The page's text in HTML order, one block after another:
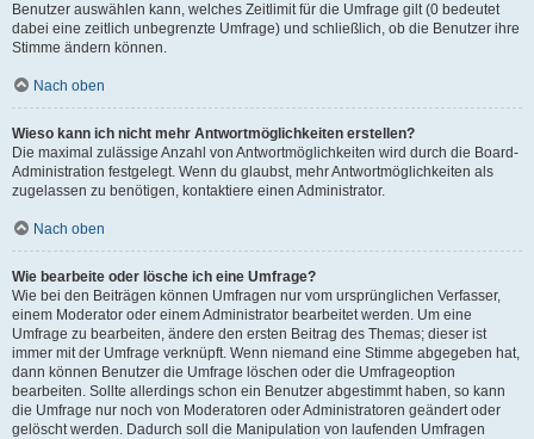
Benutzer auswählen kann, welches Zeitlimit für die Umfrage gilt (0 bedeutet
dabei eine zeitlich unbegrenzte Umfrage) und schließlich, ob die Benutzer ihre
Stimme ändern können.
Nach oben
Wieso kann ich nicht mehr Antwortmöglichkeiten erstellen?
Die maximal zulässige Anzahl von Antwortmöglichkeiten wird durch die Board-
Administration festgelegt. Wenn du glaubst, mehr Antwortmöglichkeiten als
zugelassen zu benötigen, kontaktiere einen Administrator.
Nach oben
Wie bearbeite oder lösche ich eine Umfrage?
Wie bei den Beiträgen können Umfragen nur vom ursprünglichen Verfasser,
einem Moderator oder einem Administrator bearbeitet werden. Um eine
Umfrage zu bearbeiten, ändere den ersten Beitrag des Themas; dieser ist
immer mit der Umfrage verknüpft. Wenn niemand eine Stimme abgegeben hat,
dann können Benutzer die Umfrage löschen oder die Umfrageoption
bearbeiten. Sollte allerdings schon ein Benutzer abgestimmt haben, so kann
die Umfrage nur noch von Moderatoren oder Administratoren geändert oder
gelöscht werden. Dadurch soll die Manipulation von laufenden Umfragen